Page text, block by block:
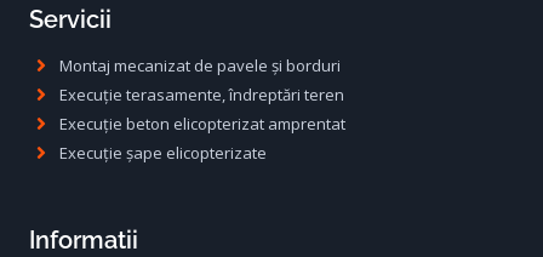
Servicii
Montaj mecanizat de pavele și borduri
Execuție terasamente, îndreptări teren
Execuție beton elicopterizat amprentat
Execuție șape elicopterizate
Informatii